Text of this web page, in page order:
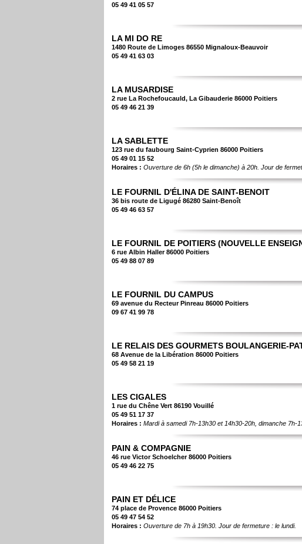
05 49 41 05 57
LA MI DO RE
1480 Route de Limoges 86550 Mignaloux-Beauvoir
05 49 41 63 03
LA MUSARDISE
2 rue La Rochefoucauld, La Gibauderie 86000 Poitiers
05 49 46 21 39
LA SABLETTE
123 rue du faubourg Saint-Cyprien 86000 Poitiers
05 49 01 15 52
Horaires : Ouverture de 6h (5h le dimanche) à 20h. Jour de
LE FOURNIL D'ÉLINA DE SAINT-BENOIT
36 bis route de Ligugé 86280 Saint-Benoît
05 49 46 63 57
LE FOURNIL DE POITIERS (NOUVELLE
6 rue Albin Haller 86000 Poitiers
05 49 88 07 89
LE FOURNIL DU CAMPUS
69 avenue du Recteur Pinreau 86000 Poitiers
09 67 41 99 78
LE RELAIS DES GOURMETS BOULANGERIE-
68 Avenue de la Libération 86000 Poitiers
05 49 58 21 19
LES CIGALES
1 rue du Chêne Vert 86190 Vouillé
05 49 51 17 37
Horaires : Mardi à samedi 7h-13h30 et 14h30-20h, dimanche 7h-
PAIN & COMPAGNIE
46 rue Victor Schoelcher 86000 Poitiers
05 49 46 22 75
PAIN ET DÉLICE
74 place de Provence 86000 Poitiers
05 49 47 54 52
Horaires : Ouverture de 7h à 19h30. Jour de fermeture : le lundi.